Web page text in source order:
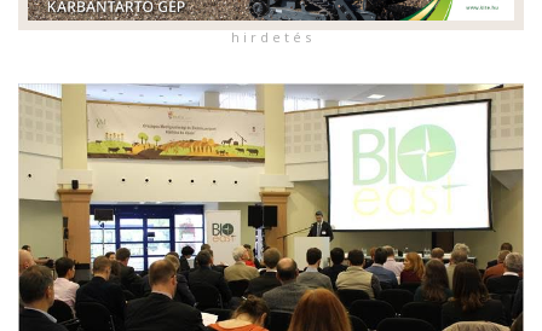
h i r d e t é s